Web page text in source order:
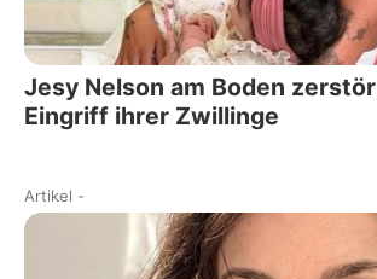
Jesy Nelson am Boden
Eingriff ihrer Zwillinge
Artikel -